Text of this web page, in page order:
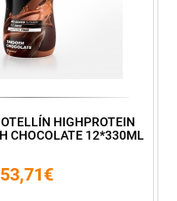
HIGHPROTEIN
CHOCOLATE 12*330ML
53,71€